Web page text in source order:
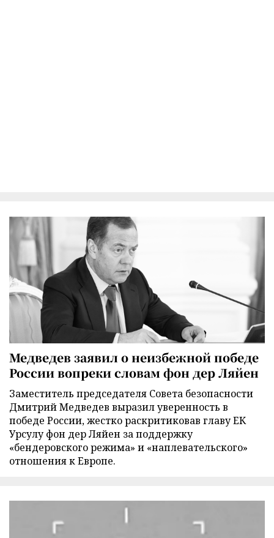
Медведев заявил о неизбежной победе
России вопреки словам фон дер Ляйен
Заместитель председателя Совета безопасности
Дмитрий Медведев выразил уверенность в
победе России, жестко раскритиковав главу ЕК
Урсулу фон дер Ляйен за поддержку
«бендеровского режима» и «наплевательского»
отношения к Европе.